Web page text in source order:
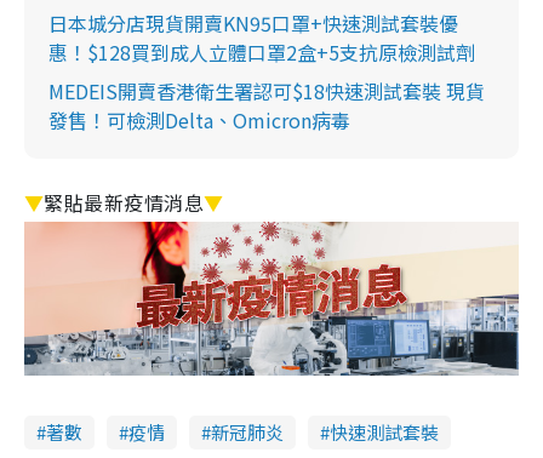
日本城分店現貨開賣KN95口罩+快速測試套裝優
惠！$128買到成人立體口罩2盒+5支抗原檢測試劑
MEDEIS開賣香港衛生署認可$18快速測試套裝 現貨
發售！可檢測Delta、Omicron病毒
▼緊貼最新疫情消息▼
著數 疫情 新冠肺炎
快速測試套裝